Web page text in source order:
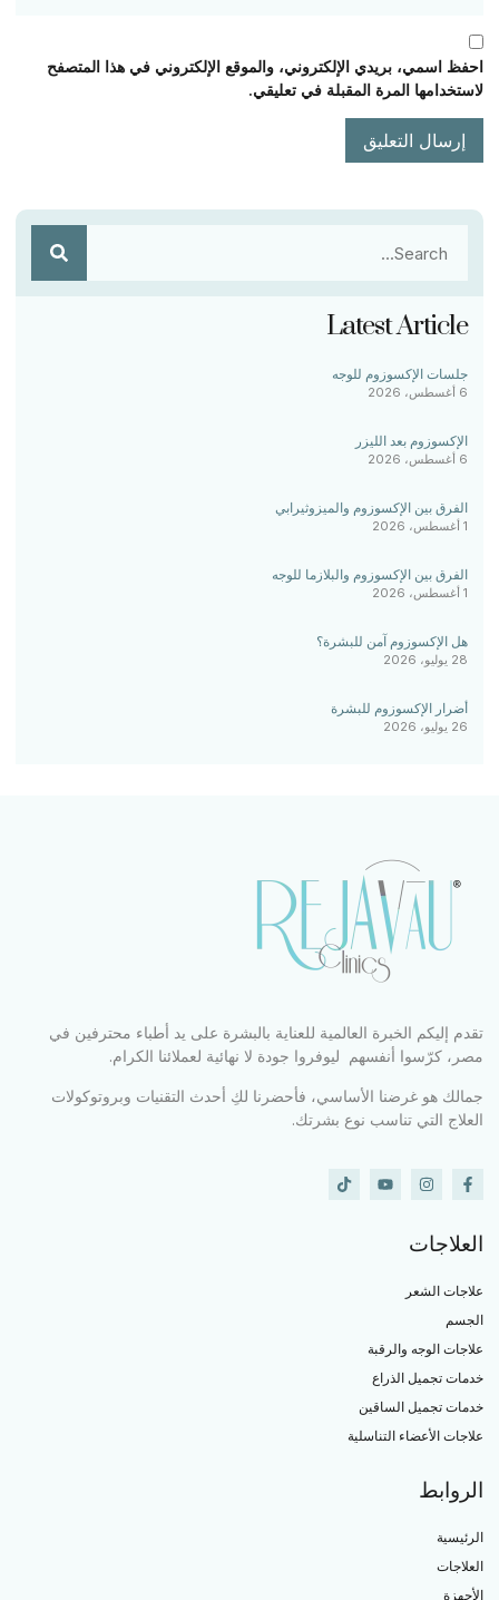
احفظ اسمي، بريدي الإلكتروني، والموقع الإلكتروني في هذا المتصفح
لاستخدامها المرة المقبلة في تعليقي.
Latest Article
جلسات الإكسوزوم للوجه
6 أغسطس، 2026
الإكسوزوم بعد الليزر
6 أغسطس، 2026
الفرق بين الإكسوزوم والميزوثيرابي
1 أغسطس، 2026
الفرق بين الإكسوزوم والبلازما للوجه
1 أغسطس، 2026
هل الإكسوزوم آمن للبشرة؟
28 يوليو، 2026
أضرار الإكسوزوم للبشرة
26 يوليو، 2026
تقدم إليكم الخبرة العالمية للعناية بالبشرة على يد أطباء محترفين في
مصر، كرّسوا أنفسهم ليوفروا جودة لا نهائية لعملائنا الكرام.
جمالك هو غرضنا الأساسي، فأحضرنا لكِ أحدث التقنيات وبروتوكولات
العلاج التي تناسب نوع بشرتك.
العلاجات
علاجات الشعر
الجسم
علاجات الوجه والرقبة
خدمات تجميل الذراع
خدمات تجميل الساقين
علاجات الأعضاء التناسلية
الروابط
الرئيسية
العلاجات
الأجهزة